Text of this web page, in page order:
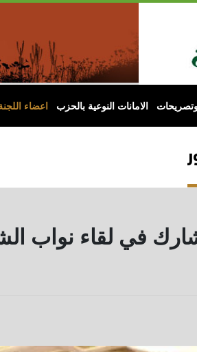
وتصريحات الامانات النوعية بالحزب اعضاء
في لقاء نواب